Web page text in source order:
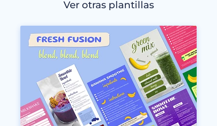
Ver otras plantillas